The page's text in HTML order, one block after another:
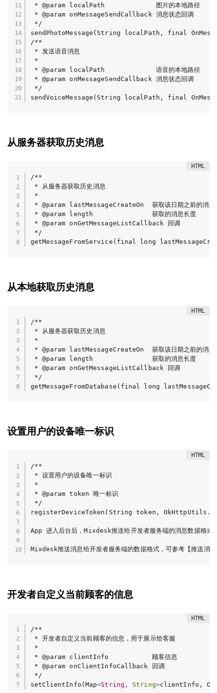
* @param localPath             图片的本地路径
* @param onMessageSendCallback 消息状态回调
*/
sendPhotoMessage(String localPath, final
/**
* 发送语音消息
*
* @param localPath             语音的本地路径
* @param onMessageSendCallback 消息状态回调
*/
sendVoiceMessage(String localPath, final
从服务器获取历史消息
/**
* 从服务器获取历史消息
*
* @param lastMessageCreateOn  获取该日期之前的消息
* @param length               获取的消息长度
* @param onGetMessageListCallback 回调
*/
getMessageFromService(final long
从本地获取历史消息
/**
* 从服务器获取历史消息
*
* @param lastMessageCreateOn  获取该日期之前的消息
* @param length               获取的消息长度
* @param onGetMessageListCallback 回调
*/
getMessageFromDatabase(final long
设置用户的设备唯一标识
/**
* 设置用户的设备唯一标识
*
* @param token 唯一标识
*/
registerDeviceToken(String token,
App 进入后台后，Mixdesk推送给开发者服务端的消息数据格
Mixdesk推送消息给开发者服务端的数据格式，可参考【推送消
开发者自定义当前顾客的信息
/**
* 开发者自定义当前顾客的信息，用于展示给客服
*
* @param clientInfo           顾客信息
* @param onClientInfoCallback 回调
*/
setClientInfo(Map<String, String>clientInfo,